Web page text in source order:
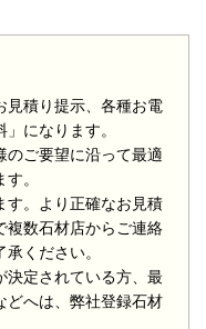
積り提示、各種お電
になります。
ご要望に沿って最適
。
。より正確なお見積
複数石材店からご連絡
ください。
定されている方、最
どへは、弊社登録石材